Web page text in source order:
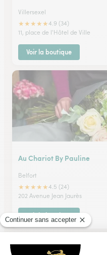
Villersexel
★★★★★4.9 (34)
11, place de l'Hôtel de Ville
Voir la boutique
Au Chariot By Pauline
Belfort
★★★★★4.5 (24)
202 Avenue Jean Jaurès
Voir la boutique